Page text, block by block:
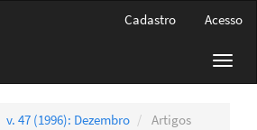
Cadastro Acesso
v. 47 (1996): Dezembro Artigos